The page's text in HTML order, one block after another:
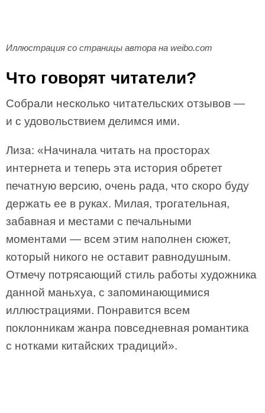
Иллюстрация со страницы автора на weibo.com
Что говорят читатели?
Собрали несколько читательских отзывов —
и с удовольствием делимся ими.
Лиза: «Начинала читать на просторах
интернета и теперь эта история обретет
печатную версию, очень рада, что скоро буду
держать ее в руках. Милая, трогательная,
забавная и местами с печальными
моментами — всем этим наполнен сюжет,
который никого не оставит равнодушным.
Отмечу потрясающий стиль работы художника
данной маньхуа, с запоминающимися
иллюстрациями. Понравится всем
поклонникам жанра повседневная романтика
с нотками китайских традиций».